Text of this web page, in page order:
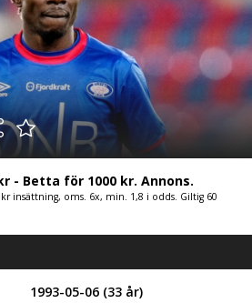
- Betta för 1000 kr. Annons.
insättning, oms. 6x, min. 1,8 i odds. Giltig 60
1993-05-06 (33 år)